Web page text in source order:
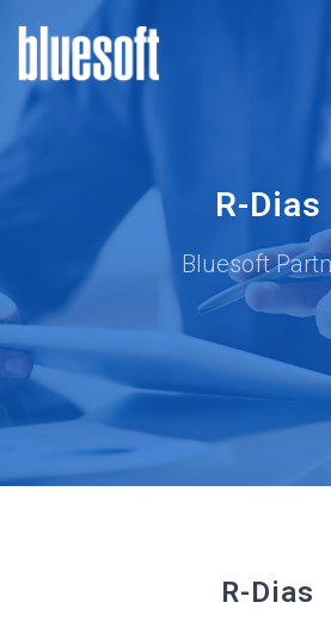
R-Dias
Bluesoft
R-Dias